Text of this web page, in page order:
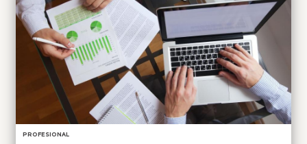
PROFESIONAL